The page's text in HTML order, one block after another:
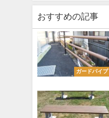
おすすめの記事
ガードパイプ